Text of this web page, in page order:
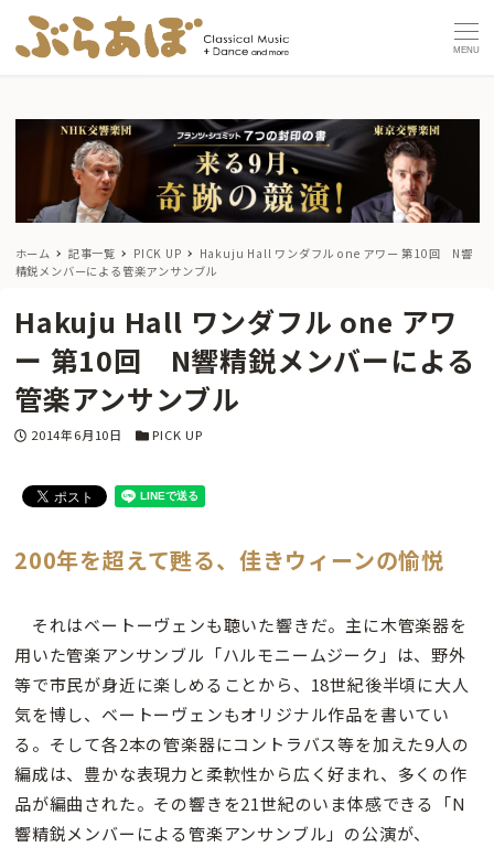
MENU
ホーム 記事一覧 PICK UP
Hakuju Hall ワンダフル one アワー 第10回 N響
精鋭メンバーによる管楽アンサンブル
Hakuju Hall ワンダフル one アワ
ー 第10回 N響精鋭メンバーによる
管楽アンサンブル
投稿日
2014年6月10日 カテゴリー
PICK UP
200年を超えて甦る、佳きウィーンの愉悦
それはベートーヴェンも聴いた響きだ。主に木管楽器を
用いた管楽アンサンブル「ハルモニームジーク」は、野外
等で市民が身近に楽しめることから、18世紀後半頃に大人
気を博し、ベートーヴェンもオリジナル作品を書いてい
る。そして各2本の管楽器にコントラバス等を加えた9人の
編成は、豊かな表現力と柔軟性から広く好まれ、多くの作
品が編曲された。その響きを21世紀のいま体感できる「N
響精鋭メンバーによる管楽アンサンブル」の公演が、